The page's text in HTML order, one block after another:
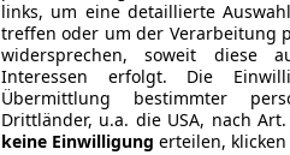
links, um eine detaillierte
treffen oder um der Verarbeitung
widersprechen, soweit diese
Interessen erfolgt. Die
Übermittlung bestimmter
Drittländer, u.a. die USA, nach Art.
keine Einwilligung erteilen,